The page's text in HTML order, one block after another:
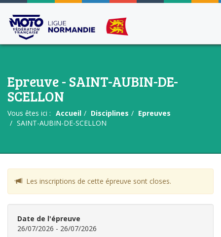
Epreuve - SAINT-AUBIN-DE-
SCELLON
Vous êtes ici : Accueil Disciplines
Epreuves
SAINT-AUBIN-DE-SCELLON
Les inscriptions de cette épreuve sont closes.
Date de l'épreuve
26/07/2026 - 26/07/2026